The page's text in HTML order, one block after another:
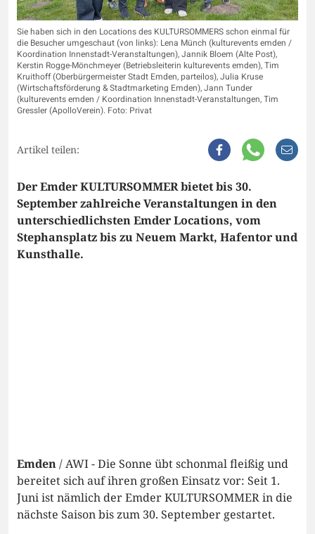
Sie haben sich in den Locations des KULTURSOMMERS schon einmal für
die Besucher umgeschaut (von links): Lena Münch (kulturevents emden /
Koordination Innenstadt-Veranstaltungen), Jannik Bloem (Alte Post),
Kerstin Rogge-Mönchmeyer (Betriebsleiterin kulturevents emden), Tim
Kruithoff (Oberbürgermeister Stadt Emden, parteilos), Julia Kruse
(Wirtschaftsförderung & Stadtmarketing Emden), Jann Tunder
(kulturevents emden / Koordination Innenstadt-Veranstaltungen, Tim
Gressler (ApolloVerein). Foto: Privat
Artikel teilen:
Der Emder KULTURSOMMER bietet bis 30.
September zahlreiche Veranstaltungen in den
unterschiedlichsten Emder Locations, vom
Stephansplatz bis zu Neuem Markt, Hafentor und
Kunsthalle.
Emden/ AWI - Die Sonne übt schonmal fleißig und
bereitet sich auf ihren großen Einsatz vor: Seit 1.
Juni ist nämlich der Emder KULTURSOMMER in die
nächste Saison bis zum 30. September gestartet.